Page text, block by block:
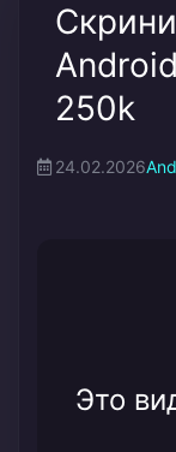
250k
24.02.2026
Это